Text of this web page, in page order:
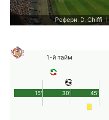
Рефери: D. Chiffi |
1-й тайм
45'
15' 30'